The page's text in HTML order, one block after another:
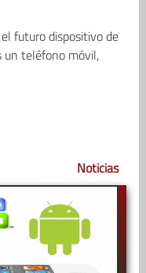
futuro dispositivo de
un teléfono móvil,
Noticias